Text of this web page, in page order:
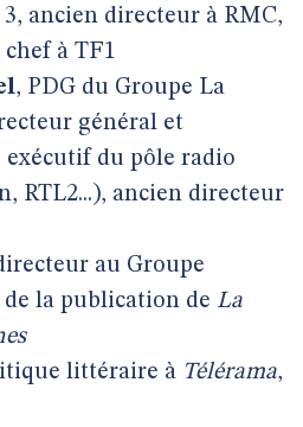
ancien directeur à RMC,
à TF1
, PDG du Groupe La
général et
du pôle radio
RTL2...), ancien directeur
au Groupe
la publication de La
littéraire à Télérama,